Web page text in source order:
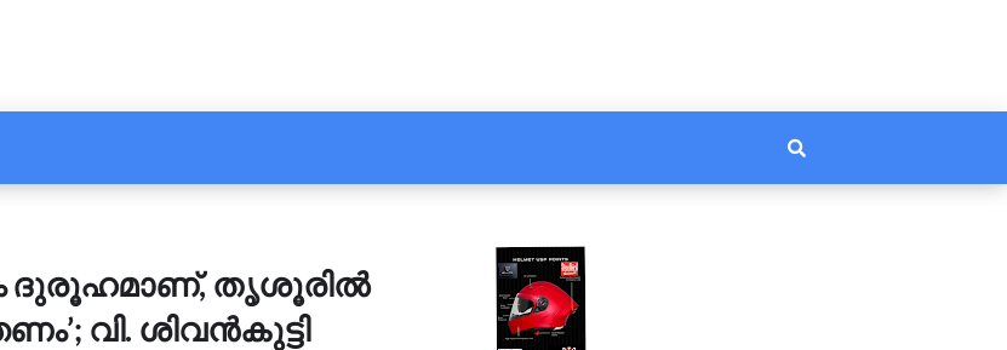
ദുരൂഹമാണ്, തൃശൂരിൽ
വി. ശിവൻകുട്ടി